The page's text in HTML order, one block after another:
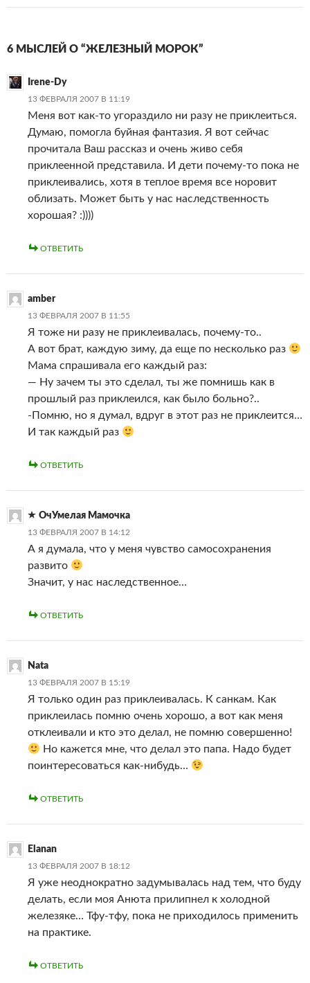
6 МЫСЛЕЙ О “ЖЕЛЕЗНЫЙ МОРОК”
Irene-Dy
13 ФЕВРАЛЯ 2007 В 11:19
Меня вот как-то угораздило ни разу не приклеиться.
Думаю, помогла буйная фантазия. Я вот сейчас
прочитала Ваш рассказ и очень живо себя
приклеенной представила. И дети почему-то пока не
приклеивались, хотя в теплое время все норовит
облизать. Может быть у нас наследственность
хорошая? :))))
ОТВЕТИТЬ
amber
13 ФЕВРАЛЯ 2007 В 11:55
Я тоже ни разу не приклеивалась, почему-то..
А вот брат, каждую зиму, да еще по несколько раз
Мама спрашивала его каждый раз:
— Ну зачем ты это сделал, ты же помнишь как в
прошлый раз приклеился, как было больно?..
-Помню, но я думал, вдруг в этот раз не приклеится…
И так каждый раз
ОТВЕТИТЬ
ОчУмелая Мамочка
13 ФЕВРАЛЯ 2007 В 14:12
А я думала, что у меня чувство самосохранения
развито
Значит, у нас наследственное…
ОТВЕТИТЬ
Nata
13 ФЕВРАЛЯ 2007 В 15:19
Я только один раз приклеивалась. К санкам. Как
приклеилась помню очень хорошо, а вот как меня
отклеивали и кто это делал, не помню совершенно!
Но кажется мне, что делал это папа. Надо будет
поинтересоваться как-нибудь…
ОТВЕТИТЬ
Elanan
13 ФЕВРАЛЯ 2007 В 18:12
Я уже неоднократно задумывалась над тем, что буду
делать, если моя Анюта прилипнел к холодной
железяке… Тфу-тфу, пока не приходилось применить
на практике.
ОТВЕТИТЬ